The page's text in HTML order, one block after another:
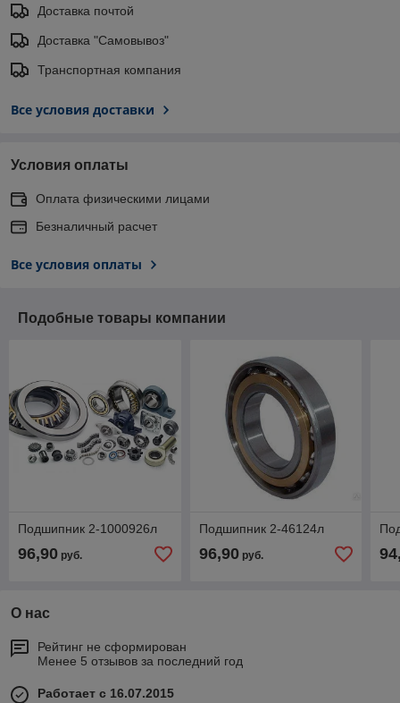
Доставка почтой
Доставка "Самовывоз"
Транспортная компания
Все условия доставки
Условия оплаты
Оплата физическими лицами
Безналичный расчет
Все условия оплаты
Подобные товары компании
Подшипник 2-1000926л
96,90 руб.
Подшипник 2-46124л
96,90руб.
О нас
Рейтинг не сформирован
Менее 5 отзывов за последний год
Работает с 16.07.2015